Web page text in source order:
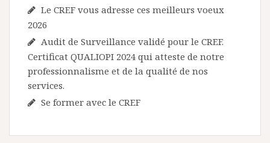
Le CREF vous adresse ces meilleurs voeux
2026
Audit de Surveillance validé pour le CREF.
Certificat QUALIOPI 2024 qui atteste de notre
professionnalisme et de la qualité de nos
services.
Se former avec le CREF